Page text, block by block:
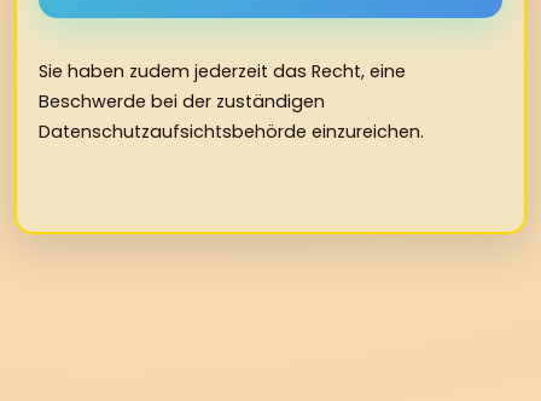
Sie haben zudem jederzeit das Recht, eine
Beschwerde bei der zuständigen
Datenschutzaufsichtsbehörde einzureichen.